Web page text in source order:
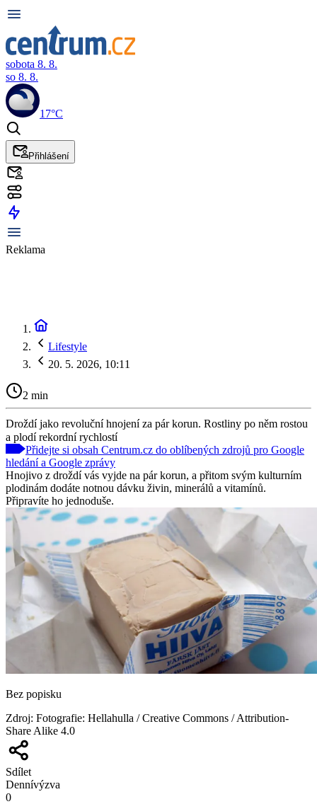
sobota 8. 8.
so 8. 8.
17°C
Přihlášení
Reklama
Lifestyle
20. 5. 2026, 10:11
2 min
Droždí jako revoluční hnojení za pár korun. Rostliny po něm rostou
a plodí rekordní rychlostí
Přidejte si obsah Centrum.cz do oblíbených zdrojů pro Google
hledání a Google zprávy
Hnojivo z droždí vás vyjde na pár korun, a přitom svým kulturním
plodinám dodáte notnou dávku živin, minerálů a vitamínů.
Připravíte ho jednoduše.
Bez popisku
Zdroj: Fotografie: Hellahulla / Creative Commons / Attribution-
Share Alike 4.0
Sdílet
Dennívýzva
0